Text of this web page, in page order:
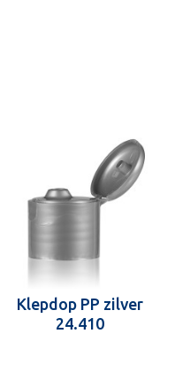
Klepdop PP zilver
24.410